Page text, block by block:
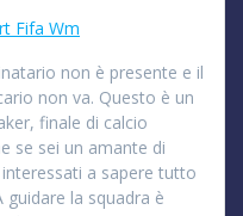
Fifa Wm
non è presente e il
non va. Questo è un
finale di calcio
se sei un amante di
a sapere tutto
la squadra è